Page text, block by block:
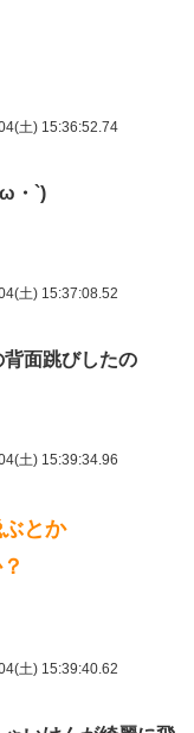
土) 15:36:52.74
・`)
土) 15:37:08.52
面跳びしたの
土) 15:39:34.96
とか
土) 15:39:40.62